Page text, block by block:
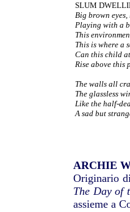
SLUM
Big brown
Playing with a
This
This is where a
Can this child
Rise above this
The walls all
The glassless
Like the half-
A sad but
ARCHIE
Originario
The Day of
assieme a